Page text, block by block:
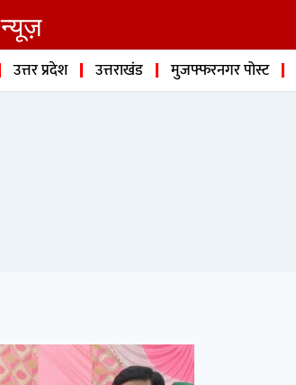
न्यूज़
उत्तर प्रदेश उत्तराखंड मुजफ्फरनगर पोस्ट